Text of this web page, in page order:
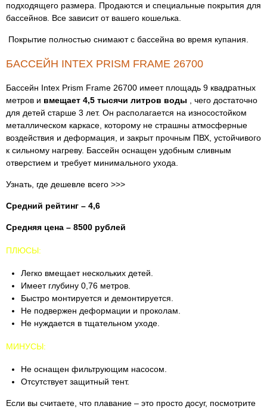
подходящего размера. Продаются и специальные покрытия для
бассейнов. Все зависит от вашего кошелька.
Покрытие полностью снимают с бассейна во время купания.
БАССЕЙН INTEX PRISM FRAME 26700
Бассейн Intex Prism Frame 26700 имеет площадь 9 квадратных
метров и вмещает 4,5 тысячи литров воды
, чего достаточно
для детей старше 3 лет. Он располагается на износостойком
металлическом каркасе, которому не страшны атмосферные
воздействия и деформация, и закрыт прочным ПВХ, устойчивого
к сильному нагреву. Бассейн оснащен удобным сливным
отверстием и требует минимального ухода.
Узнать, где дешевле всего >>>
Средний рейтинг – 4,6
Средняя цена – 8500 рублей
ПЛЮСЫ:
Легко вмещает нескольких детей.
Имеет глубину 0,76 метров.
Быстро монтируется и демонтируется.
Не подвержен деформации и проколам.
Не нуждается в тщательном уходе.
МИНУСЫ:
Не оснащен фильтрующим насосом.
Отсутствует защитный тент.
Если вы считаете, что плавание – это просто досуг, посмотрите